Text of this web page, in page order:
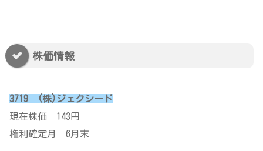
株価情報
3719 (株)ジェクシード
現在株価 143 円
権利確定月 6月末